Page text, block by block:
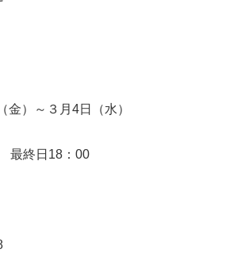
金）～３月4日（水）
最終日18：00